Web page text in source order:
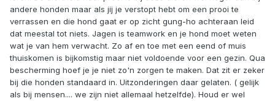
andere honden maar als jij je verstopt hebt om een prooi te
verrassen en die hond gaat er op zicht gung-ho achteraan leid
dat meestal tot niets. Jagen is teamwork en je hond moet weten
wat je van hem verwacht. Zo af en toe met een eend of muis
thuiskomen is bijkomstig maar niet voldoende voor een gezin. Qua
bescherming hoef je je niet zo'n zorgen te maken. Dat zit er zeker
bij die honden standaard in. Uitzonderingen daar gelaten. ( gelijk
als bij mensen.... we zijn niet allemaal hetzelfde). Houd er wel